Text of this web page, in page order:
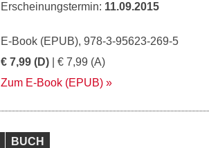
Erscheinungstermin: 11.09.2015
E-Book (EPUB), 978-3-95623-269-5
€ 7,99 (D) | € 7,99 (A)
Zum E-Book (EPUB)
BUCH